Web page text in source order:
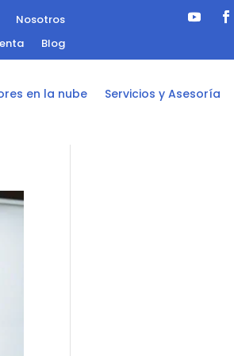
Nosotros
Blog
en la nube Servicios y Asesoría